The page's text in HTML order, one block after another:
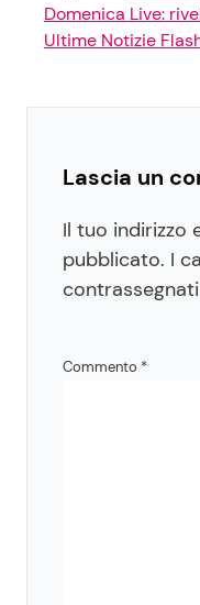
Domenica Live:
Ultime Notizie
Lascia un
Il tuo indirizzo
pubblicato. I
contrassegnati
Commento *